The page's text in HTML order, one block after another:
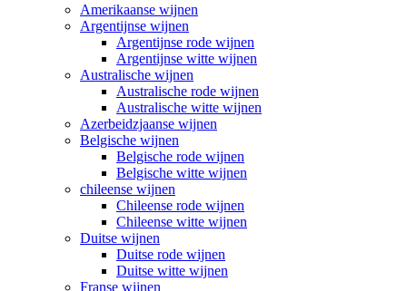
Amerikaanse wijnen
Argentijnse wijnen
Argentijnse rode wijnen
Argentijnse witte wijnen
Australische wijnen
Australische rode wijnen
Australische witte wijnen
Azerbeidzjaanse wijnen
Belgische wijnen
Belgische rode wijnen
Belgische witte wijnen
chileense wijnen
Chileense rode wijnen
Chileense witte wijnen
Duitse wijnen
Duitse rode wijnen
Duitse witte wijnen
Franse wijnen